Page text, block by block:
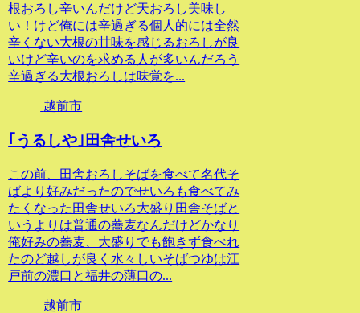
根おろし辛いんだけど天おろし美味し
い！けど俺には辛過ぎる個人的には全然
辛くない大根の甘味を感じるおろしが良
いけど辛いのを求める人が多いんだろう
辛過ぎる大根おろしは味覚を...
越前市
｢うるしや｣田舎せいろ
この前、田舎おろしそばを食べて名代そ
ばより好みだったのでせいろも食べてみ
たくなった田舎せいろ大盛り田舎そばと
いうよりは普通の蕎麦なんだけどかなり
俺好みの蕎麦、大盛りでも飽きず食べれ
たのど越しが良く水々しいそばつゆは江
戸前の濃口と福井の薄口の...
越前市